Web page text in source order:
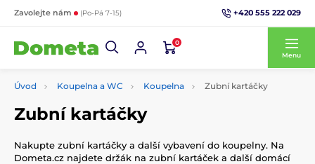
Zavolejte nám (Po-Pá 7-15) +420 555 222 029
0
Menu
Úvod Koupelna a WC Koupelna Zubní kartáčky
Zubní kartáčky
Nakupte zubní kartáčky a další vybavení do koupelny. Na
Dometa.cz najdete držák na zubní kartáček a další domácí